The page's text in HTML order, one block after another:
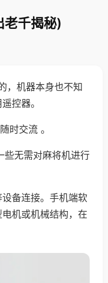
老千揭秘)
，机器本身也不知
控器。
时交流 。
些无需对麻将机进行
备连接。手机端软
机或机械结构，在